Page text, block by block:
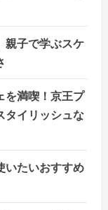
親子で学ぶスケ
を満喫！京王プ
タイリッシュな
たいおすすめ